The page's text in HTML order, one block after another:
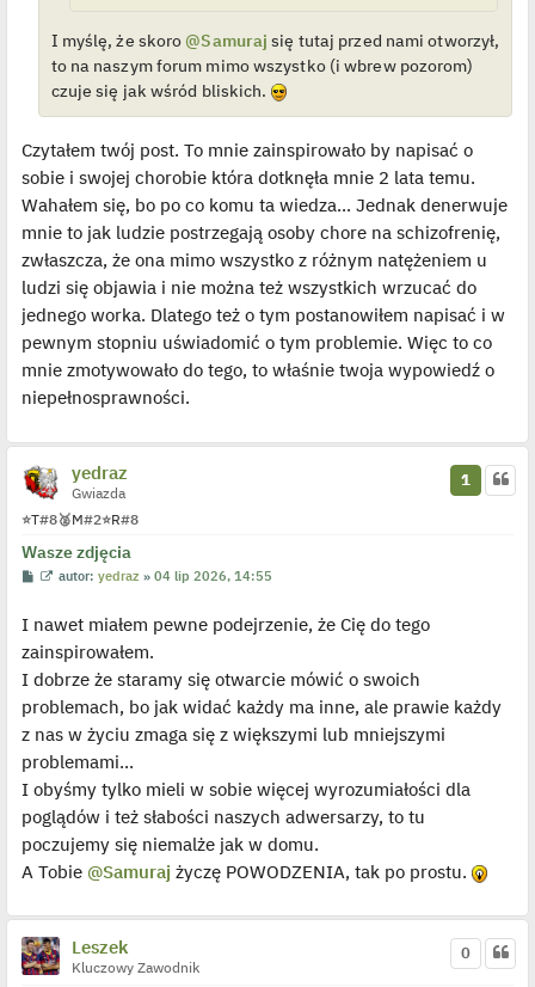
s
I myślę, że skoro @Samuraj się tutaj przed nami otworzył,
to na naszym forum mimo wszystko (i wbrew pozorom)
czuje się jak wśród bliskich.
Czytałem twój post. To mnie zainspirowało by napisać o
sobie i swojej chorobie która dotknęła mnie 2 lata temu.
Wahałem się, bo po co komu ta wiedza... Jednak denerwuje
mnie to jak ludzie postrzegają osoby chore na schizofrenię,
zwłaszcza, że ona mimo wszystko z różnym natężeniem u
ludzi się objawia i nie można też wszystkich wrzucać do
jednego worka. Dlatego też o tym postanowiłem napisać i w
pewnym stopniu uświadomić o tym problemie. Więc to co
mnie zmotywowało do tego, to właśnie twoja wypowiedź o
niepełnosprawności.
yedraz
Gwiazda
⭐T#8🥈M#2⭐R#8
Wasze zdjęcia
1
P
t
W
w
i
e
l
p
o
j
e
d
n
c
z
y
p
o
autor:yedraz »04 lip 2026, 14:55
I nawet miałem pewne podejrzenie, że Cię do tego
zainspirowałem.
I dobrze że staramy się otwarcie mówić o swoich
problemach, bo jak widać każdy ma inne, ale prawie każdy
z nas w życiu zmaga się z większymi lub mniejszymi
problemami...
I obyśmy tylko mieli w sobie więcej wyrozumiałości dla
poglądów i też słabości naszych adwersarzy, to tu
poczujemy się niemalże jak w domu.
A Tobie @Samuraj życzę POWODZENIA, tak po prostu.
Leszek
Kluczowy Zawodnik
0